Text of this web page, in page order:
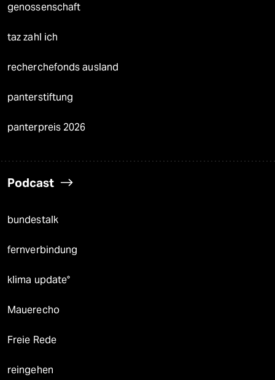
genossenschaft
taz zahl ich
recherchefonds ausland
panterstiftung
panterpreis 2026
Podcast
bundestalk
fernverbindung
klima update°
Mauerecho
Freie Rede
reingehen